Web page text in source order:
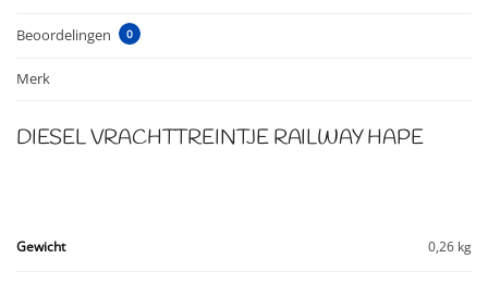
Beoordelingen 0
Merk
DIESEL VRACHTTREINTJE RAILWAY HAPE
Gewicht 0,26 kg